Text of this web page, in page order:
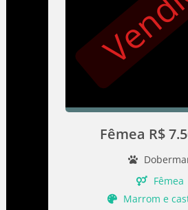
Fêmea R$
Fêmea
Marrom e